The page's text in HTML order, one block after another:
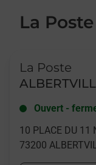
La
La Poste
Ouvert -
10 PLACE DU 11
73200